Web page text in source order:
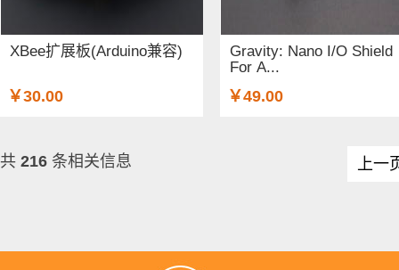
XBee扩展板(Arduino兼容)
￥30.00
Gravity: Nano I/O Shield
For A...
￥49.00
共 216 条相关信息 上一